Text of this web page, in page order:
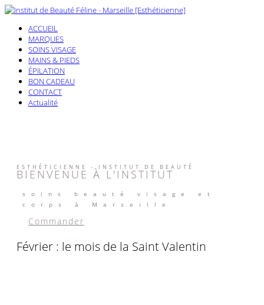
ACCUEIL
MARQUES
SOINS VISAGE
MAINS & PIEDS
ÉPILATION
BON CADEAU
CONTACT
Actualité
ESTHÉTICIENNE - INSTITUT DE BEAUTÉ
BIENVENUE À L'INSTITUT
soins beauté visage et
corps à Marseille
Commander
Février : le mois de la Saint Valentin